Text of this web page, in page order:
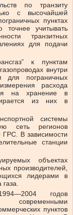
по транзиту
с высочайшей
пунктах
учитывать
транзитных
для подачи
к пунктам
внутри
для пограничных
расхода
на хранение в
из них в
системы
сеть регионов
ГРС. В зависимости
станции
объектах
производителей,
лидерами в
годов
пунктов